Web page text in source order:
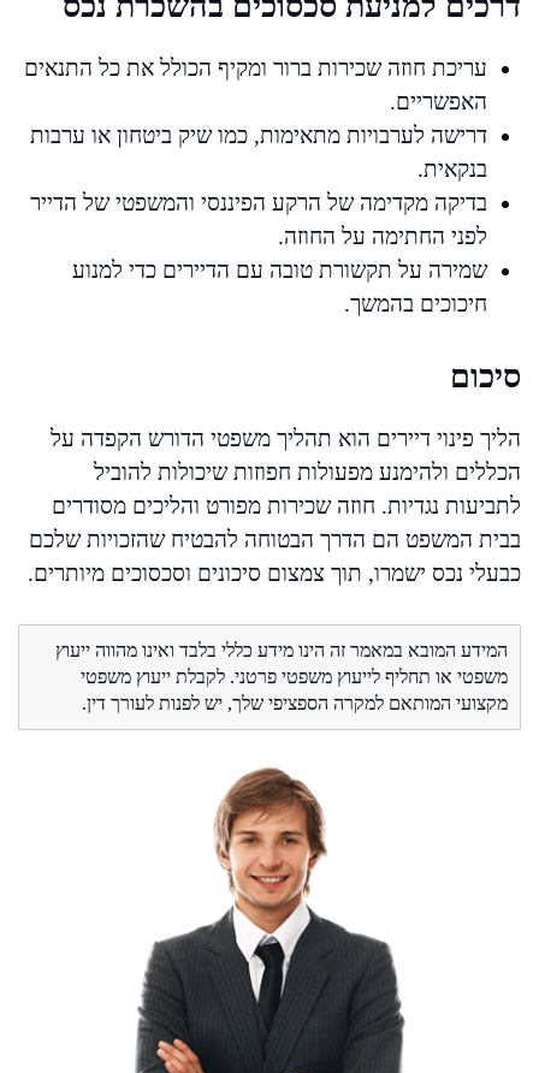
עריכת חוזה שכירות ברור ומקיף הכולל את כל התנאים
האפשריים.
דרישה לערבויות מתאימות, כמו שיק ביטחון או ערבות
בנקאית.
בדיקה מקדימה של הרקע הפיננסי והמשפטי של הדייר
לפני החתימה על החוזה.
שמירה על תקשורת טובה עם הדיירים כדי למנוע
חיכוכים בהמשך.
סיכום
הליך פינוי דיירים הוא תהליך משפטי הדורש הקפדה על
הכללים ולהימנע מפעולות חפוזות שיכולות להוביל
לתביעות נגדיות. חוזה שכירות מפורט והליכים מסודרים
בבית המשפט הם הדרך הבטוחה להבטיח שהזכויות שלכם
כבעלי נכס ישמרו, תוך צמצום סיכונים וסכסוכים מיותרים.
המידע המובא במאמר זה הינו מידע כללי בלבד ואינו מהווה ייעוץ
משפטי או תחליף לייעוץ משפטי פרטני. לקבלת ייעוץ משפטי
מקצועי המותאם למקרה הספציפי שלך, יש לפנות לעורך דין.